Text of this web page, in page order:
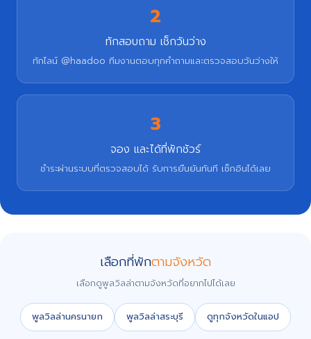
2
ทักสอบถาม เช็กวันว่าง
ทักไลน์ @haadoo ทีมงานตอบทุกคำถามและตรวจสอบวันว่างให้
3
จอง และได้ที่พักชัวร์
ชำระผ่านระบบที่ตรวจสอบได้ รับการยืนยันทันที เช็กอินได้เลย
เลือกที่พักตามจังหวัด
เลือกดูพูลวิลล่าตามจังหวัดที่อยากไปได้เลย
พูลวิลล่านครนายก พูลวิลล่าสระบุรี ดูทุกจังหวัดในแอป